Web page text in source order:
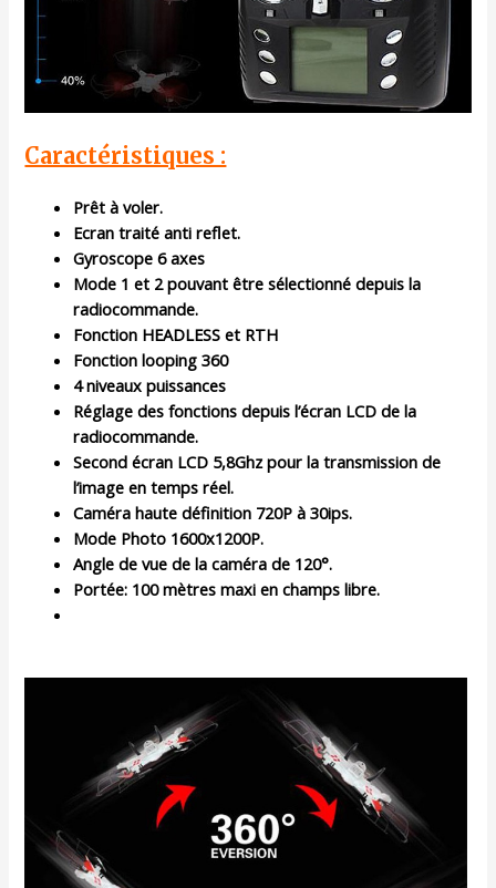
Caractéristiques :
Prêt à voler.
Ecran traité anti reflet.
Gyroscope 6 axes
Mode 1 et 2 pouvant être sélectionné depuis la
radiocommande.
Fonction HEADLESS et RTH
Fonction looping 360
4 niveaux puissances
Réglage des fonctions depuis l’écran LCD de la
radiocommande.
Second écran LCD 5,8Ghz pour la transmission de
l’image en temps réel.
Caméra haute définition 720P à 30ips.
Mode Photo 1600x1200P.
Angle de vue de la caméra de 120°.
Portée: 100 mètres maxi en champs libre.